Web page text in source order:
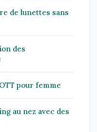
de lunettes sans
des
pour femme
au nez avec des